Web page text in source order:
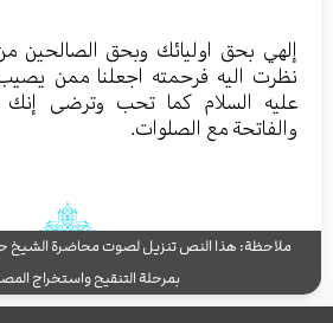
إلهي بحق اولیائك وبحق الصالحین
نظرت الیه فرحمته اجعلنا ممن
علیه السلام کما تحب وترضی
والفاتحة مع الصلوات.
ملاحظة: هذا النص تنزيل لصوت محاضرة الشيخ
بمرحلة التنقيح واستخراج